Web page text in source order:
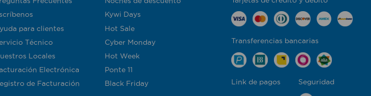
para clientes
Técnico
Locales
Electrónica
de Facturación
Kywi Days
Hot Sale
Cyber Monday
Hot Week
Ponte 11
Black Friday
Transferencias bancarias
Link de pagos Seguridad